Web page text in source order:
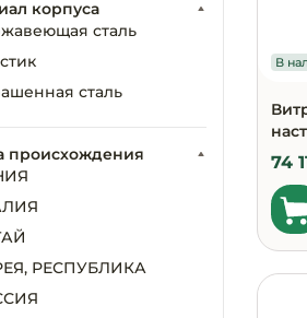
Оборудование для
химчисток и прачечных
профессиональная
корпуса
сталь
сталь
происхождения
РЕСПУБЛИКА
В
74